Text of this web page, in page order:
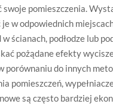
swoje pomieszczenia.
je w odpowiednich
w ścianach, podłodze lub
pożądane efekty
porównaniu do innych
pomieszczeń,
są często bardziej